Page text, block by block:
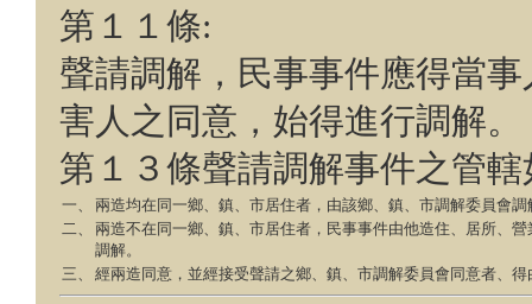
第１１條:
聲請調解，民事事件應得當
害人之同意，始得進行調解。
第１３條聲請調解事件之管轄
一、
兩造均在同一鄉、鎮、市居住者，由該鄉、鎮、市調解委員會調
二、
兩造不在同一鄉、鎮、市居住者，民事事件由他造住、居所、
調解。
三、
經兩造同意，並經接受聲請之鄉、鎮、市調解委員會同意者、